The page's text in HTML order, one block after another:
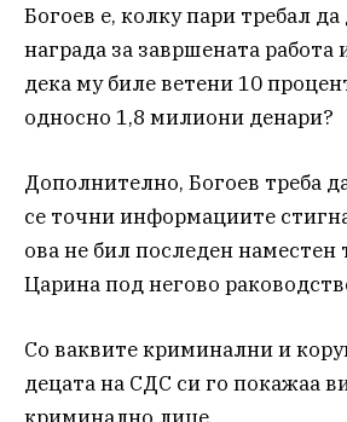
Богоев е, колку пари требал да
награда за завршената работа
дека му биле ветени 10
односно 1,8 милиони денари?
Дополнително, Богоев треба
се точни информациите
ова не бил последен наместен
Царина под негово
Со ваквите криминални и
децата на СДС си го покажаа